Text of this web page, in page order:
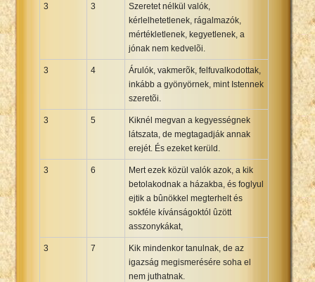
3 3
Szeretet nélkül valók,
kérlelhetetlenek, rágalmazók,
mértékletlenek, kegyetlenek, a
jónak nem kedvelõi.
3 4
Árulók, vakmerõk, felfuvalkodottak,
inkább a gyönyörnek, mint Istennek
szeretõi.
3 5
Kiknél megvan a kegyességnek
látszata, de megtagadják annak
erejét. És ezeket kerüld.
3 6
Mert ezek közül valók azok, a kik
betolakodnak a házakba, és foglyul
ejtik a bûnökkel megterhelt és
sokféle kívánságoktól ûzött
asszonykákat,
3 7
Kik mindenkor tanulnak, de az
igazság megismerésére soha el
nem juthatnak.